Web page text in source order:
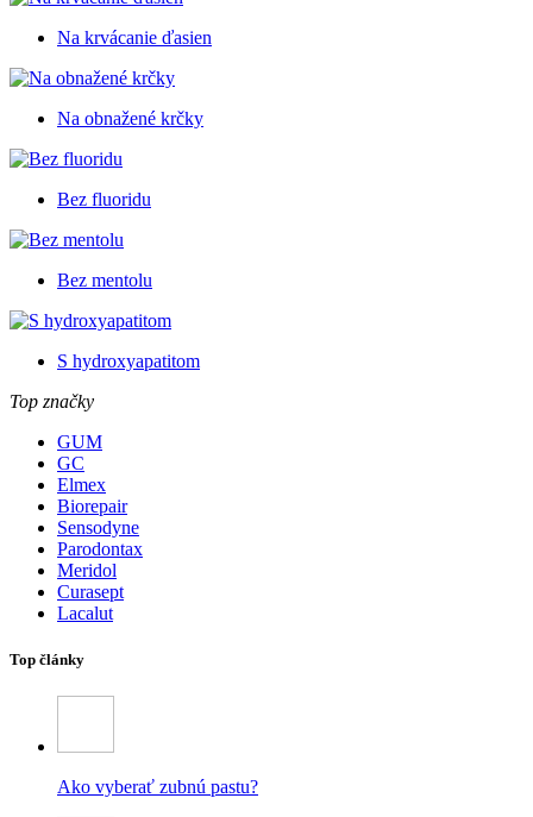
Na krvácanie ďasien
Na obnažené krčky
Bez fluoridu
Bez mentolu
S hydroxyapatitom
Top značky
GUM
GC
Elmex
Biorepair
Sensodyne
Parodontax
Meridol
Curasept
Lacalut
Top články
Ako vyberať zubnú pastu?